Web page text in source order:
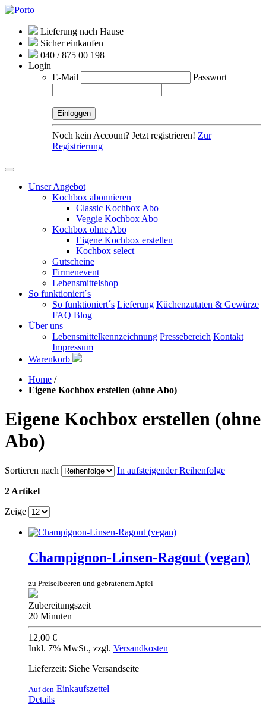
Lieferung nach Hause
Sicher einkaufen
040 / 875 00 198
Login
E-Mail
Passwort
Noch kein Account? Jetzt registrieren! Zur
Registrierung
Unser Angebot
Kochbox abonnieren
Classic Kochbox Abo
Veggie Kochbox Abo
Kochbox ohne Abo
Eigene Kochbox erstellen
Kochbox select
Gutscheine
Firmenevent
Lebensmittelshop
So funktioniert´s
So funktioniert´s Lieferung Küchenzutaten & Gewürze
FAQ Blog
Über uns
Lebensmittelkennzeichnung Pressebereich Kontakt
Impressum
Warenkorb
Home /
Eigene Kochbox erstellen (ohne Abo)
Eigene Kochbox erstellen (ohne
Abo)
Sortieren nach In aufsteigender Reihenfolge
2 Artikel
Zeige
Champignon-Linsen-Ragout (vegan)
zu Preiselbeeren und gebratenem Apfel
Zubereitungszeit
20 Minuten
12,00 €
Inkl. 7% MwSt., zzgl. Versandkosten
Lieferzeit: Siehe Versandseite
Auf den Einkaufszettel
Details